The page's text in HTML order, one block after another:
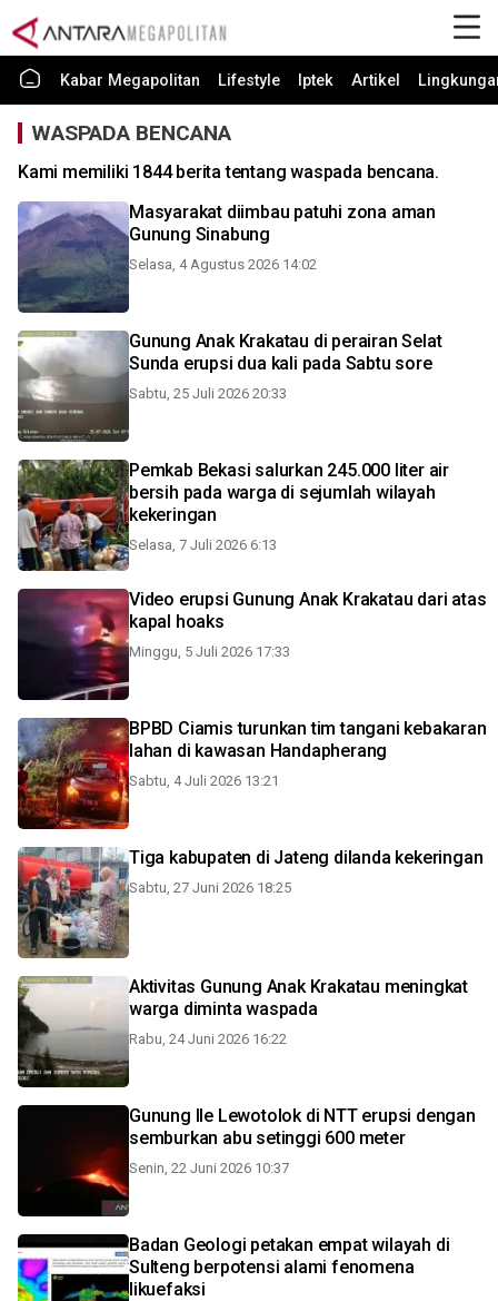
Kabar Megapolitan Lifestyle Iptek Artikel
WASPADA BENCANA
Kami memiliki 1844 berita tentang waspada bencana.
Masyarakat diimbau patuhi zona aman
Gunung Sinabung
Selasa, 4 Agustus 2026 14:02
Gunung Anak Krakatau di perairan Selat
Sunda erupsi dua kali pada Sabtu sore
Sabtu, 25 Juli 2026 20:33
Pemkab Bekasi salurkan 245.000 liter air
bersih pada warga di sejumlah wilayah
kekeringan
Selasa, 7 Juli 2026 6:13
Video erupsi Gunung Anak Krakatau dari atas
kapal hoaks
Minggu, 5 Juli 2026 17:33
BPBD Ciamis turunkan tim tangani kebakaran
lahan di kawasan Handapherang
Sabtu, 4 Juli 2026 13:21
Tiga kabupaten di Jateng dilanda kekeringan
Sabtu, 27 Juni 2026 18:25
Aktivitas Gunung Anak Krakatau meningkat
warga diminta waspada
Rabu, 24 Juni 2026 16:22
Gunung Ile Lewotolok di NTT erupsi dengan
semburkan abu setinggi 600 meter
Senin, 22 Juni 2026 10:37
Badan Geologi petakan empat wilayah di
Sulteng berpotensi alami fenomena
likuefaksi